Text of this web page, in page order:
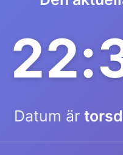
Datum är